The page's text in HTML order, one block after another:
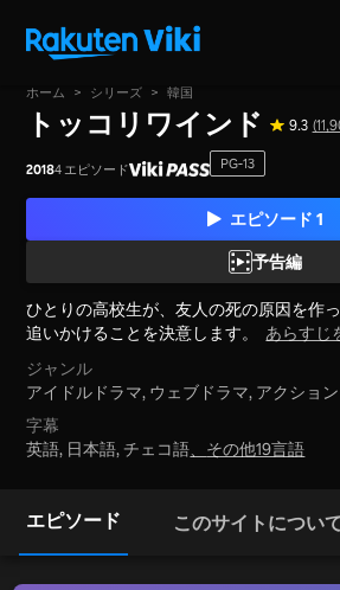
ホーム > シリーズ > 韓国
トッコリワインド 9.3
20184 エピソード PG-13
エピソード 1
予告編
ひとりの高校生が、友人の死の原因を作
追いかけることを決意します。
あらすじ
ジャンル
アイドルドラマ, ウェブドラマ, アクション
字幕
英語, 日本語, チェコ語
その他19言語
エピソード このサイトについ